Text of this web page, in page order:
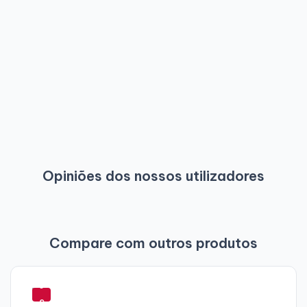
Opiniões dos nossos utilizadores
Compare com outros produtos
-
9